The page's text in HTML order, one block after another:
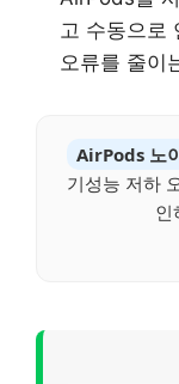
고 수동으로
오류를 줄이
AirPods 노
기성능 저하
인